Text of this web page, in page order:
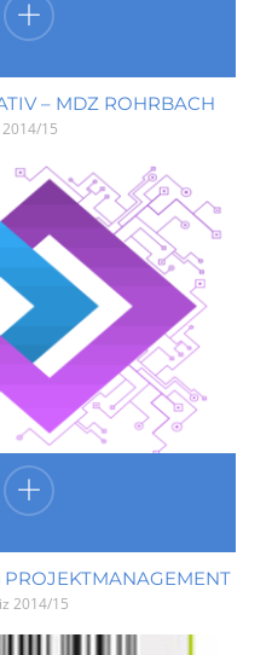
– MDZ ROHRBACH
15
2014/15